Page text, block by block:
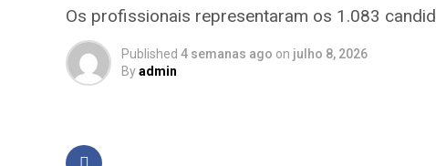
Os profissionais representaram os 1.083
Published 4 semanas ago on julho 8, 2026
Byadmin